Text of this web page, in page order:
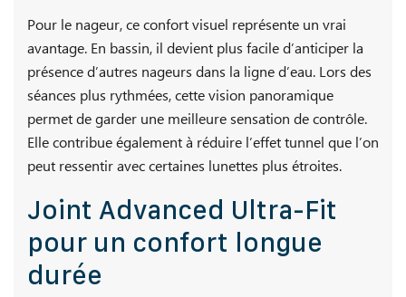
Pour le nageur, ce confort visuel représente un vrai
avantage. En bassin, il devient plus facile d’anticiper la
présence d’autres nageurs dans la ligne d’eau. Lors des
séances plus rythmées, cette vision panoramique
permet de garder une meilleure sensation de contrôle.
Elle contribue également à réduire l’effet tunnel que l’on
peut ressentir avec certaines lunettes plus étroites.
Joint Advanced Ultra-Fit
pour un confort longue
durée